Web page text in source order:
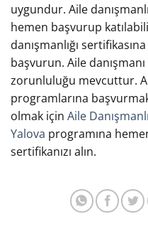
uygundur. Aile
hemen başvurup
danışmanlığı
başvurun. Aile
zorunluluğu mevcuttur.
programlarına
olmak için Aile
Yalova programına
sertifikanızı alın.